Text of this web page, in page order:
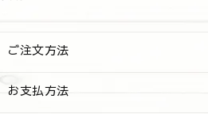
数
を
す
ご注文方法
お支払方法